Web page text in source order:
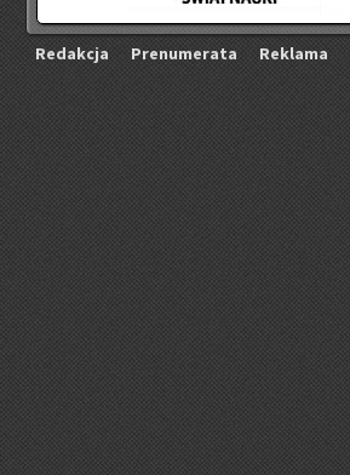
Re­dak­cja Pre­nu­me­ra­ta Re­kla­ma